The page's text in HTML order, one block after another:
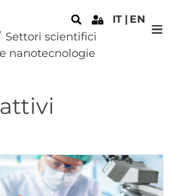
IT EN
Settori scientifici
nanotecnologie